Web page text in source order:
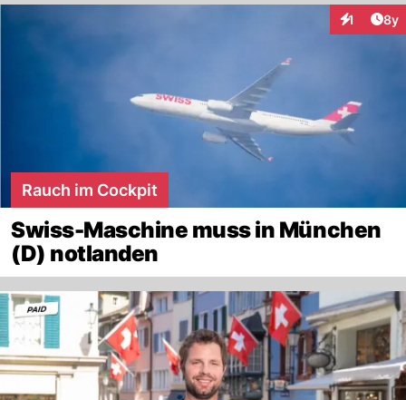
1 8y
Rauch im Cockpit
Swiss-Maschine muss in München
(D) notlanden